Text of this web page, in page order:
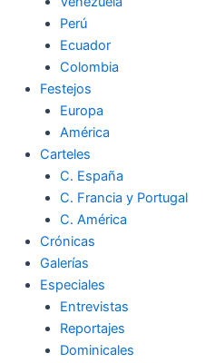
Perú
Ecuador
Colombia
Festejos
Europa
América
Carteles
C. España
C. Francia y Portugal
C. América
Crónicas
Galerías
Especiales
Entrevistas
Reportajes
Dominicales